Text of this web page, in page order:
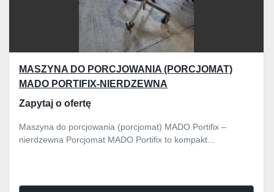
MASZYNA DO PORCJOWANIA (PORCJOMAT)
MADO PORTIFIX-NIERDZEWNA
Zapytaj o ofertę
Maszyna do porcjowania (porcjomat) MADO Portifix –
nierdzewna Porcjomat MADO Portifix to kompakt...